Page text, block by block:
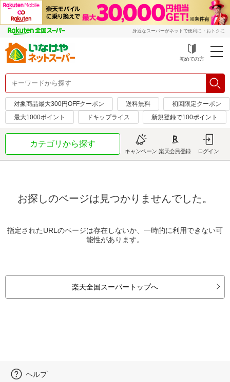
身近なスーパーがネットで便利に・おトクに
初めての方
対象商品最大300円OFFクーポン 送料無料
初回限定クーポン
最大1000ポイント
ドキップライス 新規登録で100ポイント
カテゴリから探す
キャンペーン 楽天会員登録 ログイン
お探しのページは見つかりませんでした。
指定されたURLのページは存在しないか、一時的に利用できない可
能性があります。
楽天全国スーパートップへ
ヘルプ